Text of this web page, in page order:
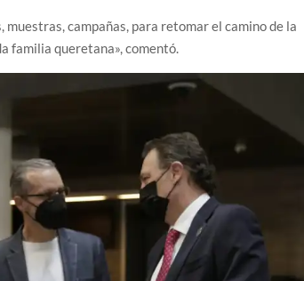
campañas, para retomar el camino de la
familia queretana», comentó.